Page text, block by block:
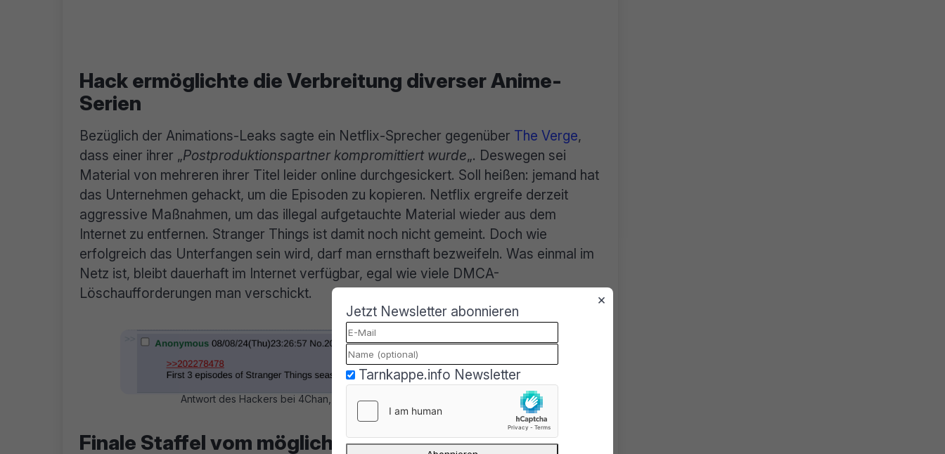
Hack ermöglichte die Verbreitung diverser Anime-
Serien
Bezüglich der Animations-Leaks sagte ein Netflix-Sprecher gegenüber The Verge,
dass einer ihrer „Postproduktionspartner kompromittiert wurde„. Deswegen sei
Material von mehreren ihrer Titel leider online durchgesickert. Soll heißen: jemand hat
das Unternehmen gehackt, um die Episoden zu kopieren. Netflix ergreife derzeit
aggressive Maßnahmen, um das illegal aufgetauchte Material wieder aus dem
Internet zu entfernen. Stranger Things ist damit noch nicht gemeint. Doch wie
erfolgreich das Unterfangen sein wird, darf man ernsthaft bezweifeln. Was einmal im
Netz ist, bleibt dauerhaft im Internet verfügbar, egal wie viele DMCA-
Löschaufforderungen man verschickt.
Antwort des Hackers bei 4Chan, ob er noch mehr anzubieten hätte…
Finale Staffel vom möglichen Leak betroffen
×
Jetzt Newsletter abonnieren
Tarnkappe.info Newsletter